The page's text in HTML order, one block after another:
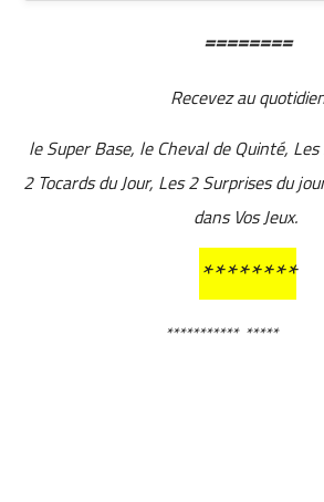
========
Recevez au
le Super Base, le Cheval de Quinté,
2 Tocards du Jour, Les 2 Surprises du
dans Vos Jeux.
********
*********** *****